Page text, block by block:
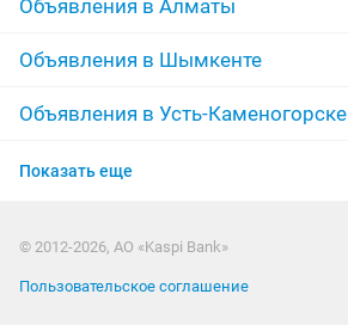
Объявления в Алматы
Объявления в Шымкенте
Объявления в Усть-Каменогорске
Объявления в Актау
Объявления в Кызылорде
Показать еще
© 2012-2026, АО «Kaspi Bank»
Пользовательское соглашение